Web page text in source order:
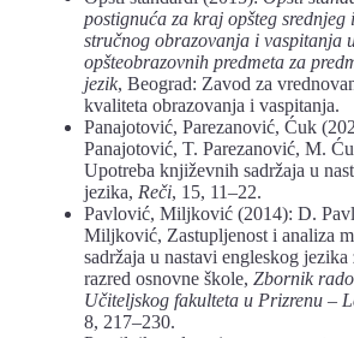
postignuća za kraj opšteg srednjeg
stručnog obrazovanja i vaspitanja
opšteobrazovnih predmeta za
jezik, Beograd: Zavod za
kvaliteta obrazovanja i vaspitanja.
Panajotović, Parezanović, Ćuk
Panajotović, T. Parezanović, M.
Upotreba književnih sadržaja u
jezika, Reči, 15, 11–22.
Pavlović, Miljković (2014): D.
Miljković, Zastupljenost i analiza
sadržaja u nastavi engleskog jezika
razred osnovne škole, Zbornik
Učiteljskog fakulteta u Prizrenu –
8, 217–230.